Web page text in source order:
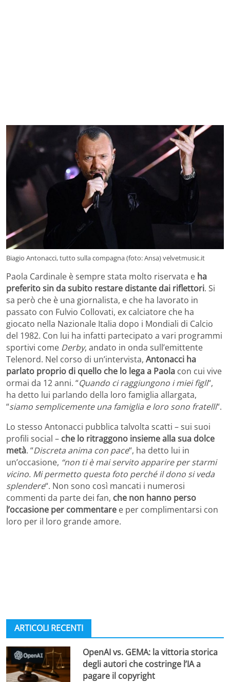
Biagio Antonacci, tutto sulla compagna (foto: Ansa) velvetmusic.it
Paola Cardinale è sempre stata molto riservata e ha
preferito sin da subito restare distante dai riflettori. Si
sa però che è una giornalista, e che ha lavorato in
passato con Fulvio Collovati, ex calciatore che ha
giocato nella Nazionale Italia dopo i Mondiali di Calcio
del 1982. Con lui ha infatti partecipato a vari programmi
sportivi come Derby, andato in onda sull’emittente
Telenord. Nel corso di un’intervista, Antonacci ha
parlato proprio di quello che lo lega a Paola con cui vive
ormai da 12 anni. “Quando ci raggiungono i miei figli“,
ha detto lui parlando della loro famiglia allargata,
“siamo semplicemente una famiglia e loro sono fratelli“.
Lo stesso Antonacci pubblica talvolta scatti – sui suoi
profili social – che lo ritraggono insieme alla sua dolce
metà. “Discreta anima con pace“, ha detto lui in
un’occasione, “non ti è mai servito apparire per starmi
vicino. Mi permetto questa foto perché il dono si veda
splendere“. Non sono così mancati i numerosi
commenti da parte dei fan, che non hanno perso
l’occasione per commentare e per complimentarsi con
loro per il loro grande amore.
ARTICOLI RECENTI
OpenAI vs. GEMA: la vittoria storica
degli autori che costringe l’IA a
pagare il copyright